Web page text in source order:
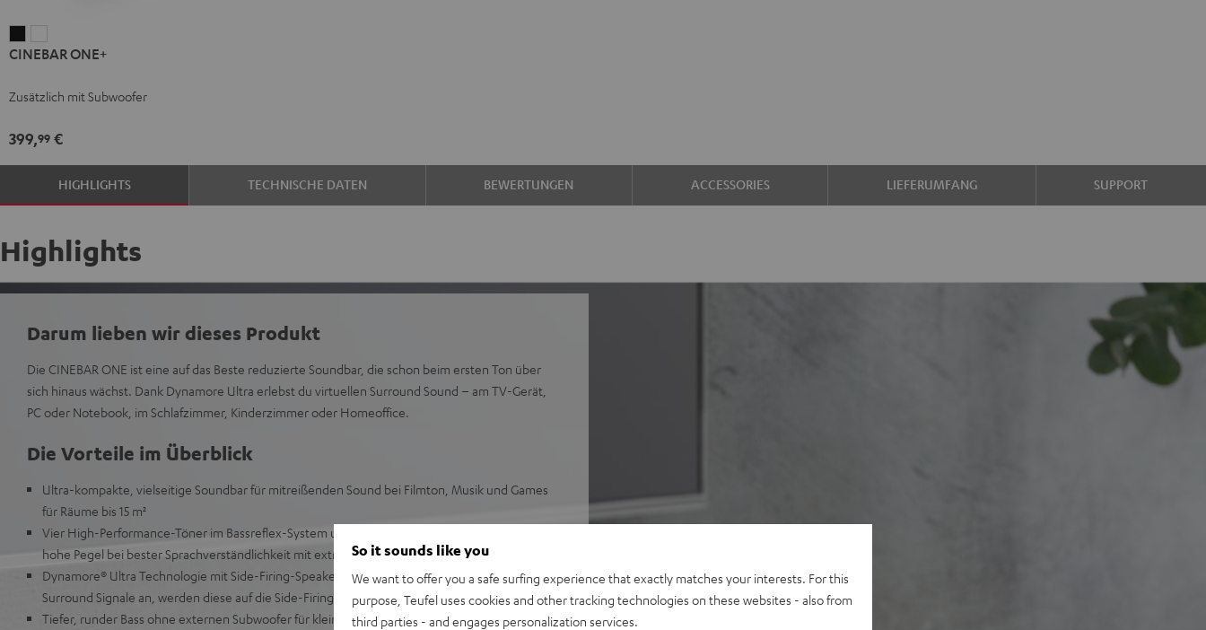
ONE+ONE+
CINEBAR ONE+
Zusätzlich mit Subwoofer
399,99 €
HIGHLIGHTS TECHNISCHE DATEN BEWERTUNGEN ACCESSORIES LIEFERUMFANG SUPPORT
Highlights
Darum lieben wir dieses Produkt
Die CINEBAR ONE ist eine auf das Beste reduzierte Soundbar, die schon beim ersten Ton über
sich hinaus wächst. Dank Dynamore Ultra erlebst du virtuellen Surround Sound – am TV-Gerät,
PC oder Notebook, im Schlafzimmer, Kinderzimmer oder Homeoffice.
Die Vorteile im Überblick
Ultra-kompakte, vielseitige Soundbar für mitreißenden Sound bei Filmton, Musik und Games
für Räume bis 15 m²
Vier High-Performance-Töner im Bassreflex-System und effiziente Endstufen garantieren
hohe Pegel bei bester Sprachverständlichkeit mit extrem geringen Verzerrungen
Dynamore® Ultra Technologie mit Side-Firing-Speaker für virtuellen Surround Sound, liegen
Surround Signale an, werden diese auf die Side-Firing-Speaker verteilt
Tiefer, runder Bass ohne externen Subwoofer für kleine und mittelgroße Räume oder
So it sounds like you
We want to offer you a safe surfing experience that exactly matches your interests. For this
purpose, Teufel uses cookies and other tracking technologies on these websites - also from
third parties - and engages personalization services.